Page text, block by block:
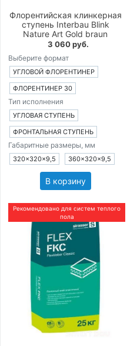
Флорентийская клинкерная
ступень Interbau Blink
Nature Art Gold braun
3 060 руб.
Выберите формат
УГЛОВОЙ ФЛОРЕНТИНЕР
ФЛОРЕНТИНЕР 30
Тип исполнения
УГЛОВАЯ СТУПЕНЬ
ФРОНТАЛЬНАЯ СТУПЕНЬ
Габаритные размеры, мм
320×320×9,5 360×320×9,5
В корзину
Рекомендовано для систем теплого
пола